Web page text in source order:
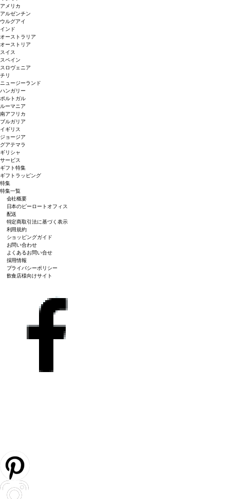
アメリカ
アルゼンチン
ウルグアイ
インド
オーストラリア
オーストリア
スイス
スペイン
スロヴェニア
チリ
ニュージーランド
ハンガリー
ポルトガル
ルーマニア
南アフリカ
ブルガリア
イギリス
ジョージア
グアテマラ
ギリシャ
サービス
ギフト特集
ギフトラッピング
特集
特集一覧
会社概要
日本のピーロートオフィス
配送
特定商取引法に基づく表示
利用規約
ショッピングガイド
お問い合わせ
よくあるお問い合せ
採用情報
プライバシーポリシー
飲食店様向けサイト